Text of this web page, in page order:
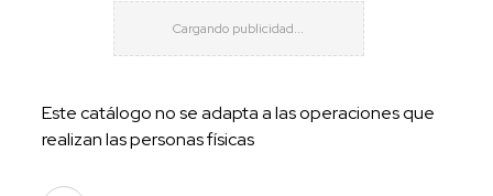
Este catálogo no se adapta a las operaciones que
realizan las personas físicas